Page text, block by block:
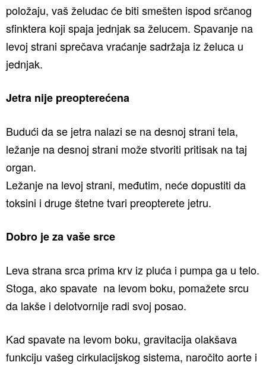
položaju, vaš želudac će biti smešten ispod srčanog
sfinktera koji spaja jednjak sa želucem. Spavanje na
levoj strani sprečava vraćanje sadržaja iz želuca u
jednjak.
Jetra nije preopterećena
Budući da se jetra nalazi se na desnoj strani tela,
ležanje na desnoj strani može stvoriti pritisak na taj
organ.
Ležanje na levoj strani, međutim, neće dopustiti da
toksini i druge štetne tvari preopterete jetru.
Dobro je za vaše srce
Leva strana srca prima krv iz pluća i pumpa ga u telo.
Stoga, ako spavate na levom boku, pomažete srcu
da lakše i delotvornije radi svoj posao.
Kad spavate na levom boku, gravitacija olakšava
funkciju vašeg cirkulacijskog sistema, naročito aorte i